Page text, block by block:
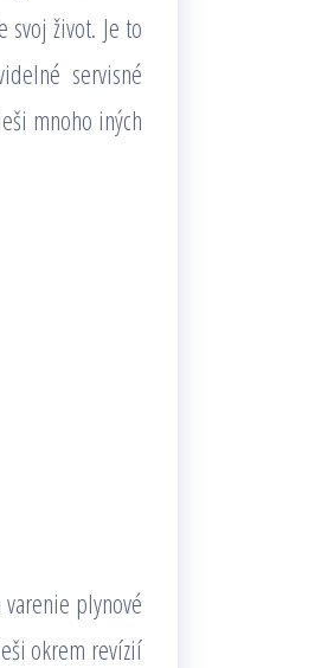
život. Je to
servisné
mnoho iných
plynové
okrem revízií